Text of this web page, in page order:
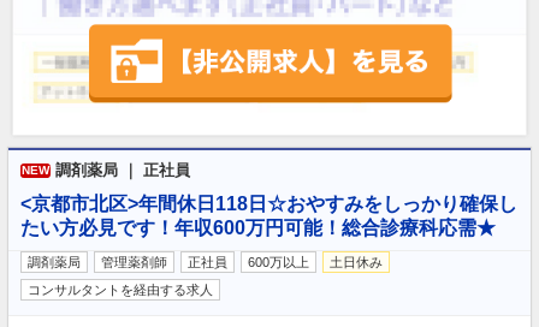
NEW 調剤薬局 ｜ 正社員
<京都市北区>年間休日118日☆おやすみをしっかり確保し
たい方必見です！年収600万円可能！総合診療科応需★
調剤薬局 管理薬剤師 正社員 600万以上
土日休み
コンサルタントを経由する求人